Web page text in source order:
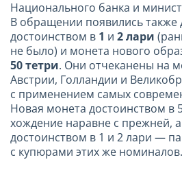
Национального банка и
В обращении появились
достоинством в 1 и 2 лари
не было) и монета нового
50 тетри. Они отчеканены на
Австрии, Голландии и
с применением самых
Новая монета достоинством в
хождение наравне с прежней,
достоинством в 1 и 2 лари —
с купюрами этих же номиналов.